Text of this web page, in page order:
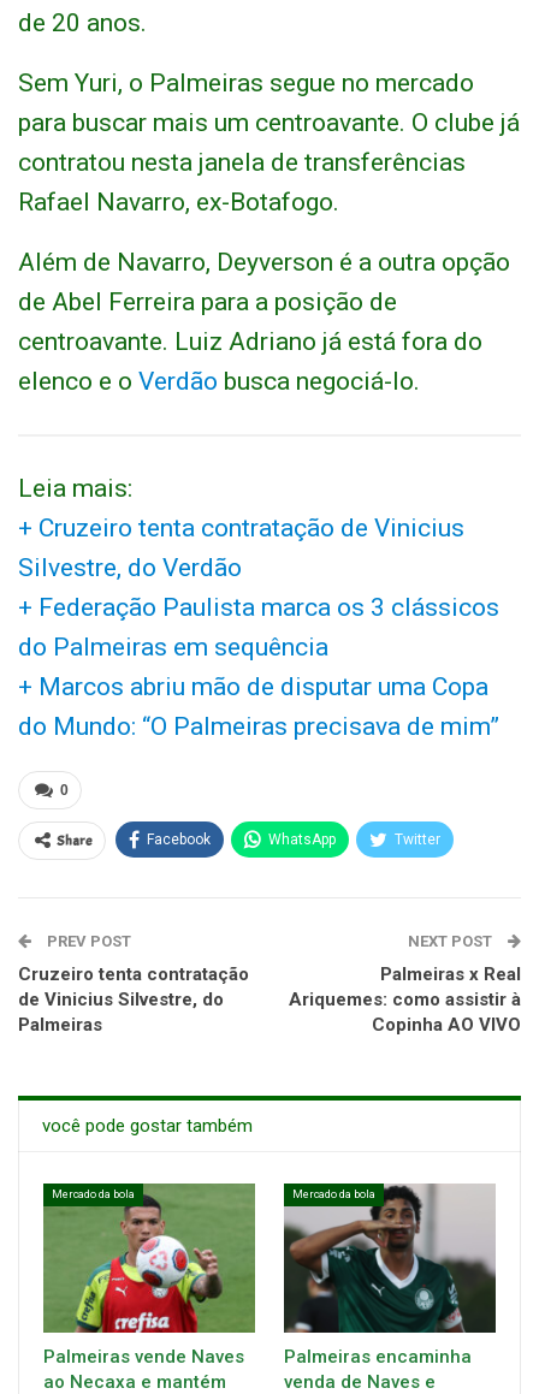
de 20 anos.
Sem Yuri, o Palmeiras segue no mercado
para buscar mais um centroavante. O clube já
contratou nesta janela de transferências
Rafael Navarro, ex-Botafogo.
Além de Navarro, Deyverson é a outra opção
de Abel Ferreira para a posição de
centroavante. Luiz Adriano já está fora do
elenco e o Verdão busca negociá-lo.
Leia mais:
+ Cruzeiro tenta contratação de Vinicius
Silvestre, do Verdão
+ Federação Paulista marca os 3 clássicos
do Palmeiras em sequência
+ Marcos abriu mão de disputar uma Copa
do Mundo: “O Palmeiras precisava de mim”
0
Share Facebook WhatsApp Twitter
PREV POST
Cruzeiro tenta contratação
de Vinicius Silvestre, do
Palmeiras
NEXT POST
Palmeiras x Real
Ariquemes: como assistir à
Copinha AO VIVO
você pode gostar também
Mercado da bola
Palmeiras vende Naves
ao Necaxa e mantém
Mercado da bola
Palmeiras encaminha
venda de Naves e